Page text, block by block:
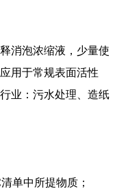
消泡浓缩液，少量使
用于常规表面活性
业：污水处理、造纸
单中所提物质；